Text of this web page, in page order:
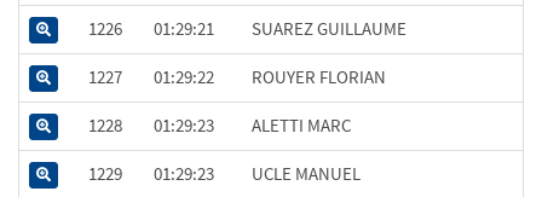
1226 01:29:21 SUAREZ GUILLAUME
1227 01:29:22 ROUYER FLORIAN
1228 01:29:23 ALETTI MARC
1229 01:29:23 UCLE MANUEL